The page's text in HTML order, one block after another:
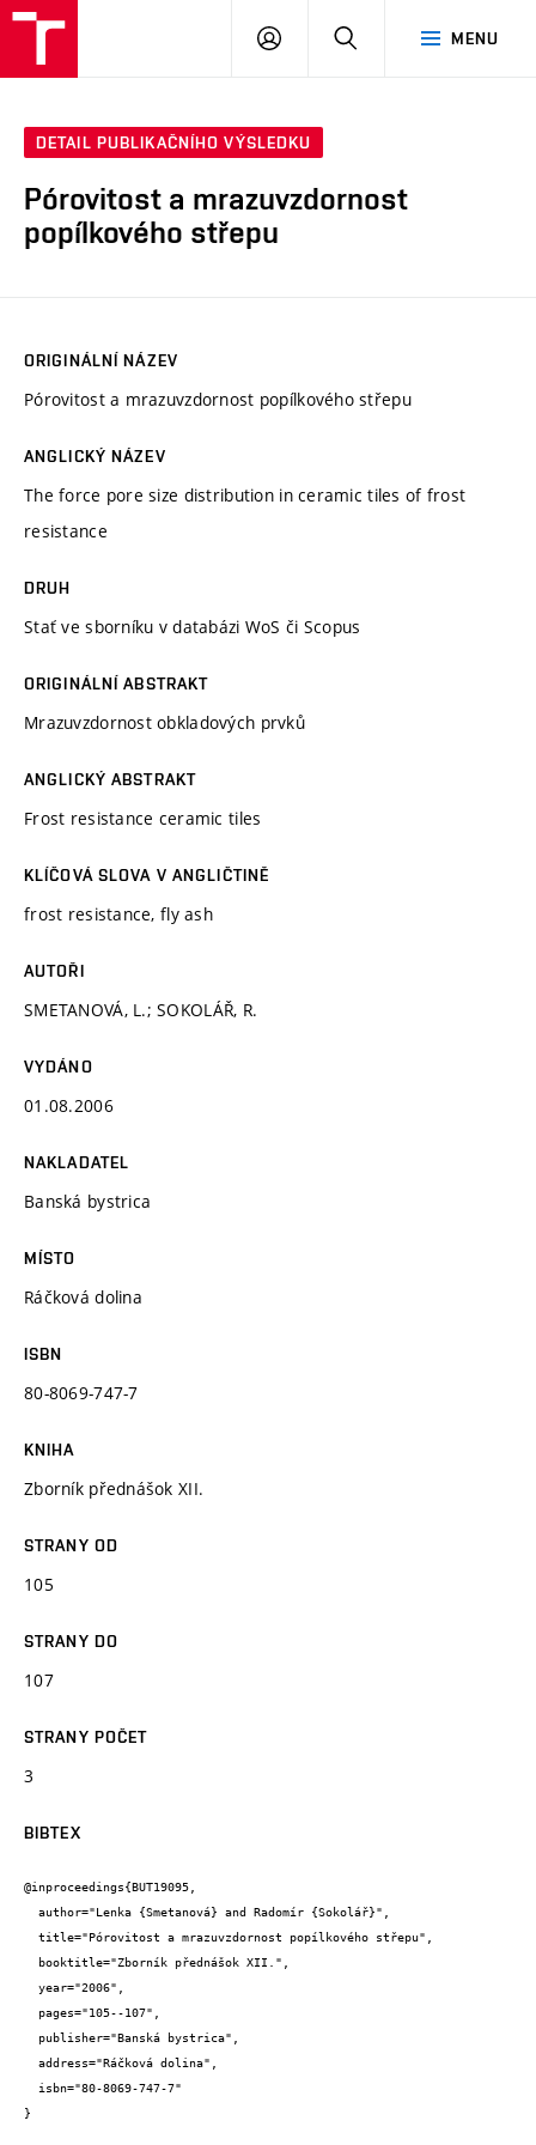
MENU
PŘIHLÁSIT
DETAIL PUBLIKAČNÍHO VÝSLEDKU
Pórovitost a mrazuvzdornost
popílkového střepu
ORIGINÁLNÍ NÁZEV
Pórovitost a mrazuvzdornost popílkového střepu
ANGLICKÝ NÁZEV
The force pore size distribution in ceramic tiles of frost
resistance
DRUH
Stať ve sborníku v databázi WoS či Scopus
ORIGINÁLNÍ ABSTRAKT
Mrazuvzdornost obkladových prvků
ANGLICKÝ ABSTRAKT
Frost resistance ceramic tiles
KLÍČOVÁ SLOVA V ANGLIČTINĚ
frost resistance, fly ash
AUTOŘI
SMETANOVÁ, L.; SOKOLÁŘ, R.
VYDÁNO
01.08.2006
NAKLADATEL
Banská bystrica
MÍSTO
Ráčková dolina
ISBN
80-8069-747-7
KNIHA
Zborník přednášok XII.
STRANY OD
105
STRANY DO
107
STRANY POČET
3
BIBTEX
@inproceedings{BUT19095,
}